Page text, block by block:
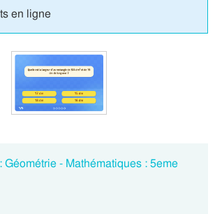
en ligne
Géométrie - Mathématiques : 5eme